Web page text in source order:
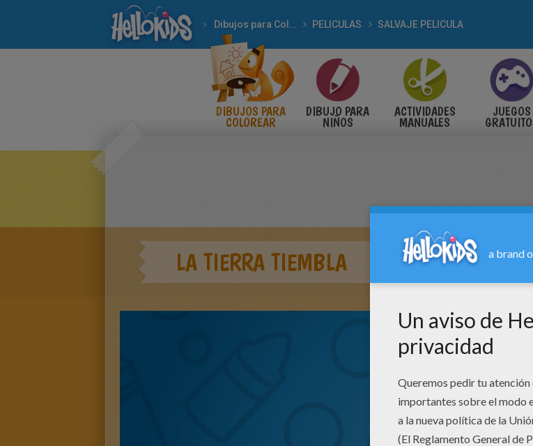
Dibujos para Colorear PELICULAS SALVAJE PELICULA
DIBUJOS PARA
COLOREAR
DIBUJO PARA
NIÑOS
ACTIVIDADES
MANUALES
JUEGOS
LA TIERRA TIEMBLA